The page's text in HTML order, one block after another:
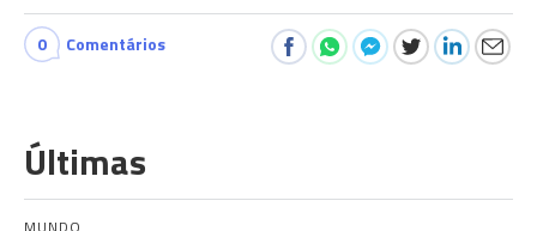
0 Comentários
Últimas